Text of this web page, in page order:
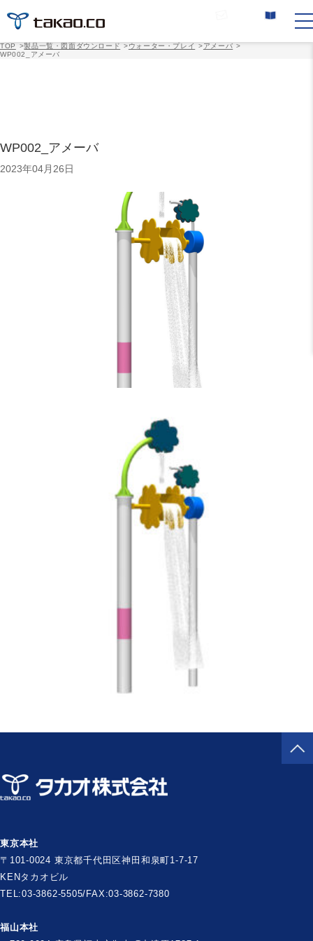
TOP >製品一覧・図面ダウンロード >ウォーター・プレイ >アメーバ >
WP002_アメーバ
WP002_アメーバ
2023年04月26日
東京本社
〒101-0024 東京都千代田区神田和泉町1-7-17
KENタカオビル
TEL:03-3862-5505/FAX:03-3862-7380
福山本社